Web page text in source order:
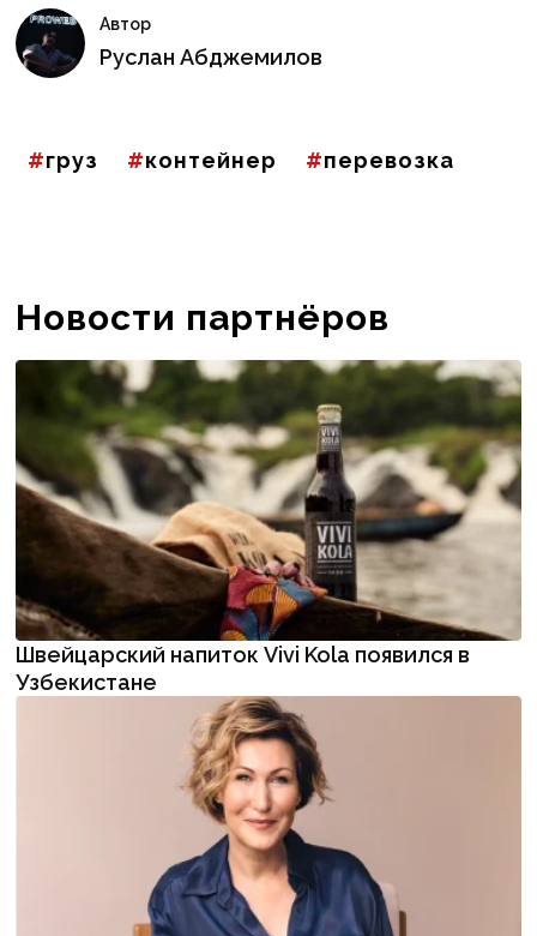
Автор
Руслан Абджемилов
груз контейнер перевозка
Новости партнёров
Швейцарский напиток Vivi Kola появился в
Узбекистане